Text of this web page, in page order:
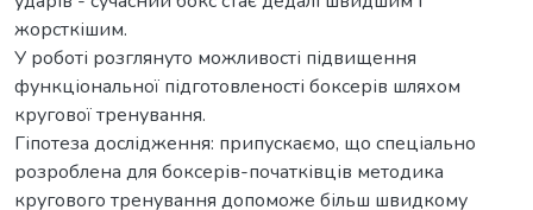
жорсткішим.
У роботі розглянуто можливості підвищення
функціональної підготовленості боксерів шляхом
кругової тренування.
Гіпотеза дослідження: припускаємо, що спеціально
розроблена для боксерів-початківців методика
кругового тренування допоможе більш швидкому